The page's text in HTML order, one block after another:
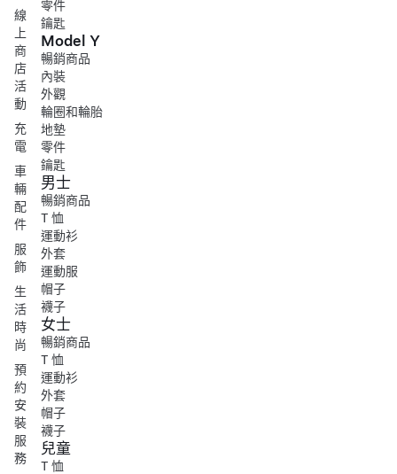
線
上
商
店
活
動
充
電
車
輛
配
件
服
飾
生
活
時
尚
預
約
安
裝
服
務
零件
鑰匙
Model Y
暢銷商品
內裝
外觀
輪圈和輪胎
地墊
零件
鑰匙
男士
暢銷商品
T 恤
運動衫
外套
運動服
帽子
襪子
女士
暢銷商品
T 恤
運動衫
外套
帽子
襪子
兒童
T 恤